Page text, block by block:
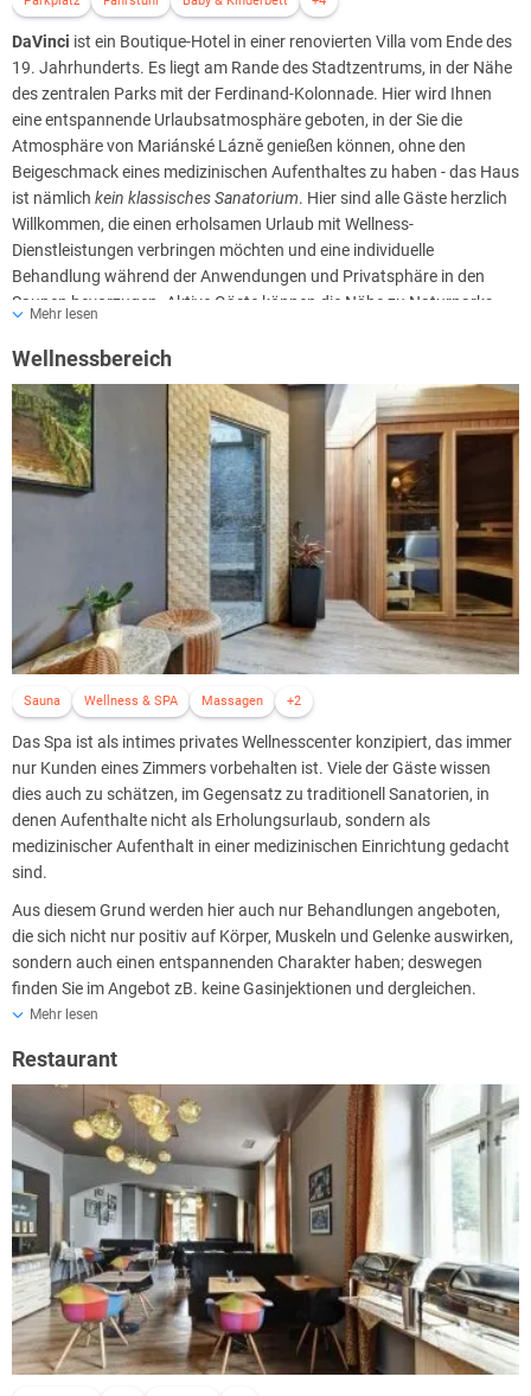
DaVinci ist ein Boutique-Hotel in einer renovierten Villa vom Ende des
19. Jahrhunderts. Es liegt am Rande des Stadtzentrums, in der Nähe
des zentralen Parks mit der Ferdinand-Kolonnade. Hier wird Ihnen
eine entspannende Urlaubsatmosphäre geboten, in der Sie die
Atmosphäre von Mariánské Lázně genießen können, ohne den
Beigeschmack eines medizinischen Aufenthaltes zu haben - das Haus
ist nämlich kein klassisches Sanatorium. Hier sind alle Gäste herzlich
Willkommen, die einen erholsamen Urlaub mit Wellness-
Dienstleistungen verbringen möchten und eine individuelle
Behandlung während der Anwendungen und Privatsphäre in den
Saunen bevorzugen. Aktive Gäste können die Nähe zu Naturparks,
Haustiere sind willkommen - Ihr Aufenthalt ist gerne mit Hund oder
einem anderen Haustier möglich :-)
Aufgrund des Konzepts und der Lage ist dieses Hotel möglicherweise
nicht für ältere Kunden zu empfehlen, insbesondere wenn Sie nach
traditionellen medizinischen Sanatorien suchen.
Mehr lesen
Wellnessbereich
Sauna Wellness & SPA Massagen +2
Das Spa ist als intimes privates Wellnesscenter konzipiert, das immer
nur Kunden eines Zimmers vorbehalten ist. Viele der Gäste wissen
dies auch zu schätzen, im Gegensatz zu traditionell Sanatorien, in
denen Aufenthalte nicht als Erholungsurlaub, sondern als
medizinischer Aufenthalt in einer medizinischen Einrichtung gedacht
sind.
Aus diesem Grund werden hier auch nur Behandlungen angeboten,
die sich nicht nur positiv auf Körper, Muskeln und Gelenke auswirken,
sondern auch einen entspannenden Charakter haben; deswegen
finden Sie im Angebot zB. keine Gasinjektionen und dergleichen.
bei einer Aromamassage entspannen. Zur Auwahl stehen Ihnen
kombinierten Prozeduren besteht.
Mehr lesen
Restaurant